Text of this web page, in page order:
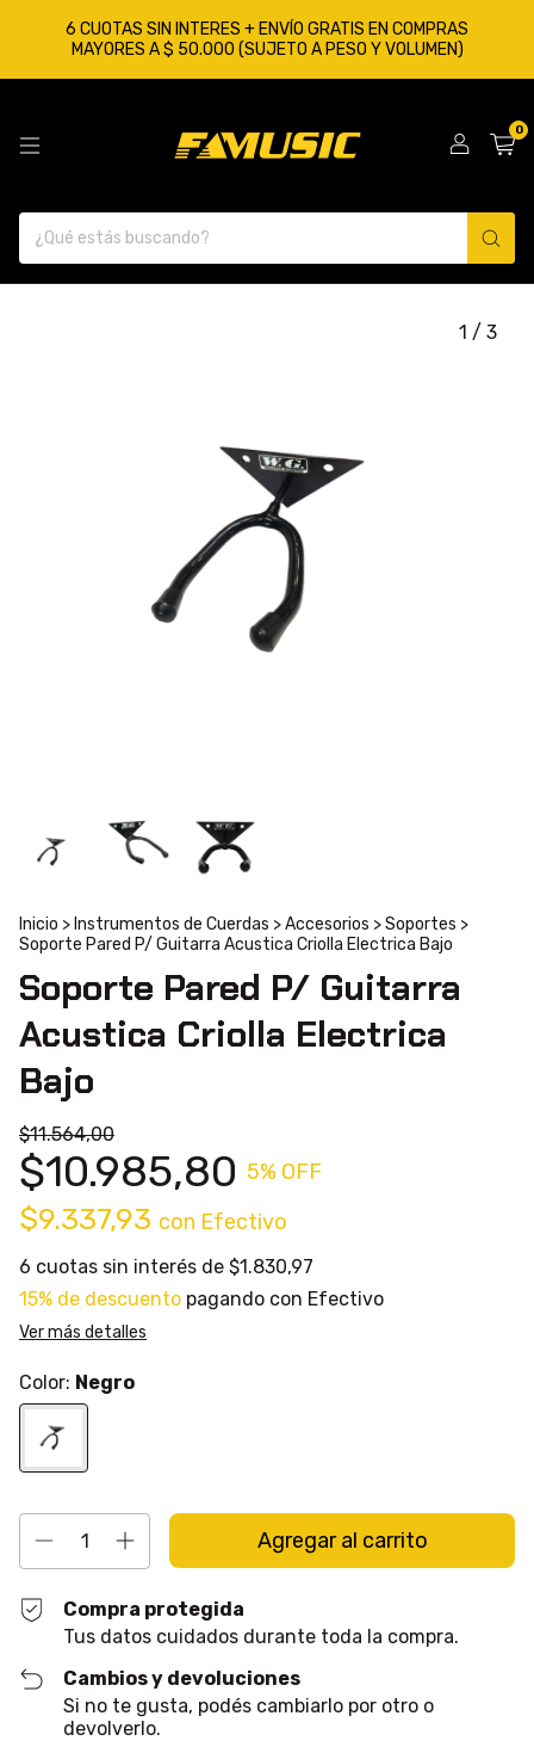
6 CUOTAS SIN INTERES + ENVÍO GRATIS EN COMPRAS
MAYORES A $ 50.000 (SUJETO A PESO Y VOLUMEN)
0
1 / 3
Inicio > Instrumentos de Cuerdas >Accesorios >Soportes >
Soporte Pared P/ Guitarra Acustica Criolla Electrica Bajo
Soporte Pared P/ Guitarra
Acustica Criolla Electrica
Bajo
$11.564,00
$10.985,80 5% OFF
$9.337,93 con Efectivo
6 cuotas sin interés de $1.830,97
15% de descuento pagando con Efectivo
Ver más detalles
Color: Negro
Compra protegida
Tus datos cuidados durante toda la compra.
Cambios y devoluciones
Si no te gusta, podés cambiarlo por otro o
devolverlo.